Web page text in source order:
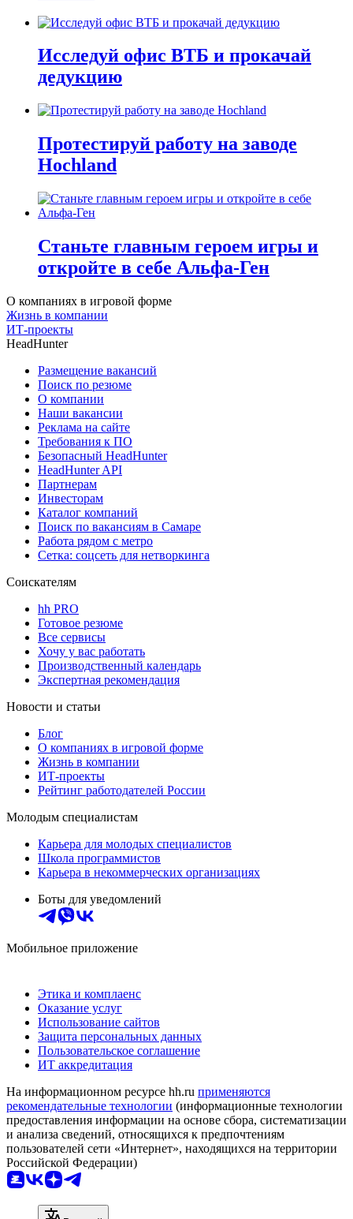
Исследуй офис ВТБ и прокачай
дедукцию
Протестируй работу на заводе
Hochland
Станьте главным героем игры и
откройте в себе Альфа-Ген
О компаниях в игровой форме
Жизнь в компании
ИТ-проекты
HeadHunter
Размещение вакансий
Поиск по резюме
О компании
Наши вакансии
Реклама на сайте
Требования к ПО
Безопасный HeadHunter
HeadHunter API
Партнерам
Инвесторам
Каталог компаний
Поиск по вакансиям в Самаре
Работа рядом с метро
Сетка: соцсеть для нетворкинга
Соискателям
hh PRO
Готовое резюме
Все сервисы
Хочу у вас работать
Производственный календарь
Экспертная рекомендация
Новости и статьи
Блог
О компаниях в игровой форме
Жизнь в компании
ИТ-проекты
Рейтинг работодателей России
Молодым специалистам
Карьера для молодых специалистов
Школа программистов
Карьера в некоммерческих организациях
Боты для уведомлений
Мобильное приложение
Этика и комплаенс
Оказание услуг
Использование сайтов
Защита персональных данных
Пользовательское соглашение
ИТ аккредитация
На информационном ресурсе hh.ru применяются
рекомендательные технологии (информационные технологии
предоставления информации на основе сбора, систематизации
и анализа сведений, относящихся к предпочтениям
пользователей сети «Интернет», находящихся на территории
Российской Федерации)